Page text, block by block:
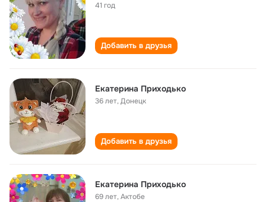
41 год
Добавить в друзья
Екатерина Приходько
36 лет,Донецк
Добавить в друзья
Екатерина Приходько
69 лет,Актобе